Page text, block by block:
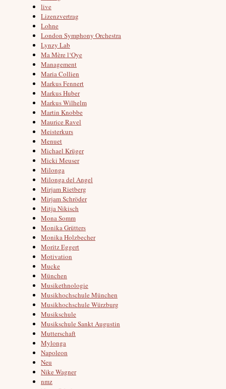
live
Lizenzvertrag
Lohne
London Symphony Orchestra
Lynzy Lab
Ma Mère l‘Oye
Management
Maria Collien
Markus Fennert
Markus Huber
Markus Wilhelm
Martin Knobbe
Maurice Ravel
Meisterkurs
Menuet
Michael Krüger
Micki Meuser
Milonga
Milonga del Angel
Mirjam Rietberg
Mirjam Schröder
Mitja Nikisch
Mona Somm
Monika Grütters
Monika Holzbecher
Moritz Eggert
Motivation
Mucke
München
Musikethnologie
Musikhochschule München
Musikhochschule Würzburg
Musikschule
Musikschule Sankt Augustin
Mutterschaft
Mylonga
Napoleon
Neu
Nike Wagner
nmz